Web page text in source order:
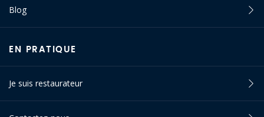
Blog
EN PRATIQUE
Je suis restaurateur